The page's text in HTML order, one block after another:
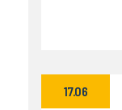
17.06